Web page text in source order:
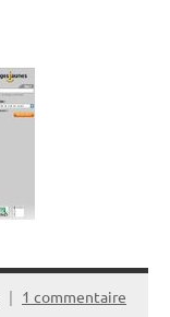
1 commentaire